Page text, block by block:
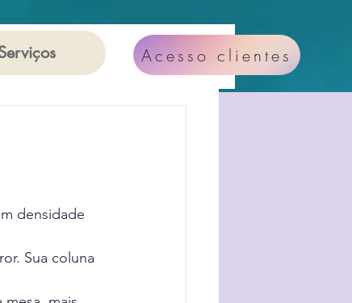
Acesso clientes
densidade
Sua coluna